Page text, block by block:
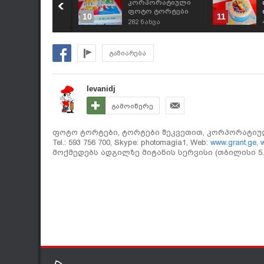
bull, რედბული,
10
კორპორატიული
ფოტო ტორტები
შეკვეთით 593 756
282 ნახვა
11
გაზიარება
levanidj
გამოიწერე
ფოტო ტორტები, ტორტები შეკვეთით, კორპორატიული,
Tel.: 593 756 700, Skype: photomagia1, Web: www.grant.ge,
მოქმედებს ადგილზე მიტანის სერვისი (თბილისი